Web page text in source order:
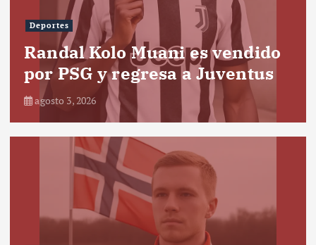
Deportes
Randal Kolo Muani es vendido
por PSG y regresa a Juventus
agosto 3, 2026